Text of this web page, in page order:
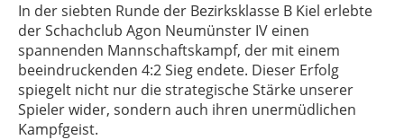
In der siebten Runde der Bezirksklasse B Kiel erlebte
der Schachclub Agon Neumünster IV einen
spannenden Mannschaftskampf, der mit einem
beeindruckenden 4:2 Sieg endete. Dieser Erfolg
spiegelt nicht nur die strategische Stärke unserer
Spieler wider, sondern auch ihren unermüdlichen
Kampfgeist.